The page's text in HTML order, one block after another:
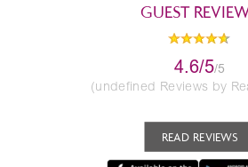
GUEST
4.6/5/5
(undefined Reviews by
READ REVIEWS